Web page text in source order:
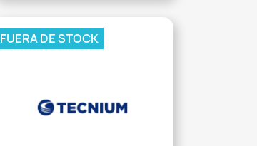
FUERA DE STOCK